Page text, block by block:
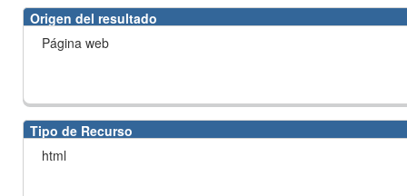
Origen del resultado
Página web
Tipo de Recurso
html